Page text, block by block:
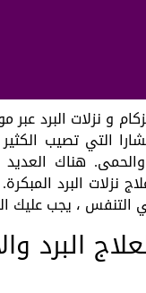
و نزلات البرد عبر
التي تصيب
هناك
نزلات البرد
، يجب عليك
البرد